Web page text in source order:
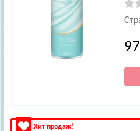
Хит продаж!